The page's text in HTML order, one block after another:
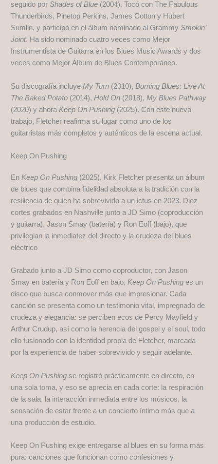
seguido porShades of Blue (2004). Tocó con The Fabulous
Thunderbirds, Pinetop Perkins, James Cotton y Hubert
Sumlin, y participó en el álbum nominado al GrammySmokin’
Joint. Ha sido nominado cuatro veces como Mejor
Instrumentista de Guitarra en los Blues Music Awards y dos
veces como Mejor Álbum de Blues Contemporáneo.
Su discografía incluyeMy Turn (2010),Burning Blues: Live At
The Baked Potato (2014),Hold On (2018),My Blues Pathway
(2020) y ahoraKeep On Pushing (2025). Con este nuevo
trabajo, Fletcher reafirma su lugar como uno de los
guitarristas más completos y auténticos de la escena actual.
Keep On Pushing
EnKeep On Pushing (2025), Kirk Fletcher presenta un álbum
de blues que combina fidelidad absoluta a la tradición con la
resiliencia de quien ha sobrevivido a un ictus en 2023. Diez
cortes grabados en Nashville junto a JD Simo (coproducción
y guitarra), Jason Smay (batería) y Ron Eoff (bajo), que
privilegian la inmediatez del directo y la crudeza del blues
eléctrico
Grabado junto a JD Simo como coproductor, con Jason
Smay en batería y Ron Eoff en bajo,Keep On Pushing es un
disco que busca conmover más que impresionar. Cada
canción se presenta como un testimonio vital, impregnado de
crudeza y elegancia: se perciben ecos de Percy Mayfield y
Arthur Crudup, así como la herencia del gospel y el soul, todo
ello fusionado con la identidad propia de Fletcher, marcada
por la experiencia de haber sobrevivido y seguir adelante.
Keep On Pushing se registró prácticamente en directo, en
una sola toma, y eso se aprecia en cada corte: la respiración
de la sala, la interacción inmediata entre los músicos, la
sensación de estar frente a un concierto íntimo más que a
una producción de estudio.
Keep On Pushing exige entregarse al blues en su forma más
pura: canciones que funcionan como confesiones y